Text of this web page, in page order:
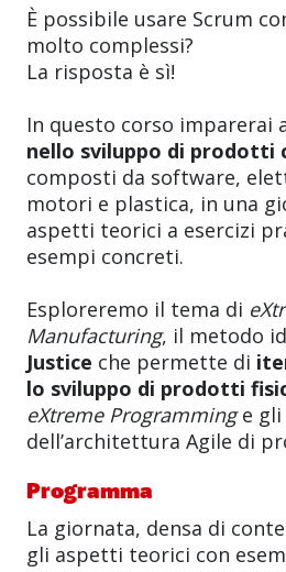
È possibile usare Scrum
molto complessi?
La risposta è sì!
In questo corso imparerai
nello sviluppo di prodotti
composti da software,
motori e plastica, in una
aspetti teorici a esercizi
esempi concreti.
Esploreremo il tema di
Manufacturing, il metodo
Justice che permette di
lo sviluppo di prodotti
eXtreme Programminge gli
dell’architettura Agile di
Programma
La giornata, densa di
gli aspetti teorici con